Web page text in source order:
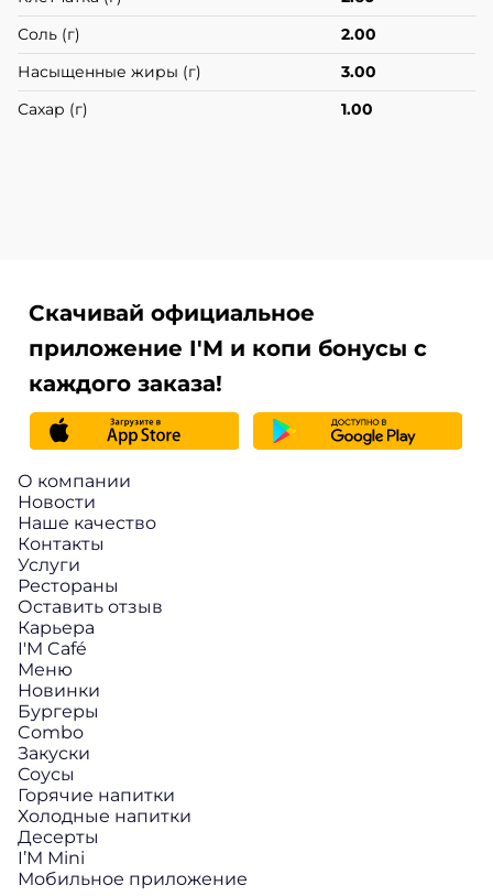
Соль (г)
2.00
Насыщенные жиры (г)
3.00
Сахар (г)
1.00
Скачивай официальное
приложение I'M и копи бонусы с
каждого заказа!
О компании
Новости
Наше качество
Контакты
Услуги
Рестораны
Оставить отзыв
Карьера
I'M Café
Меню
Новинки
Бургеры
Combo
Закуски
Соусы
Горячие напитки
Холодные напитки
Десерты
I’M Mini
Мобильное приложение